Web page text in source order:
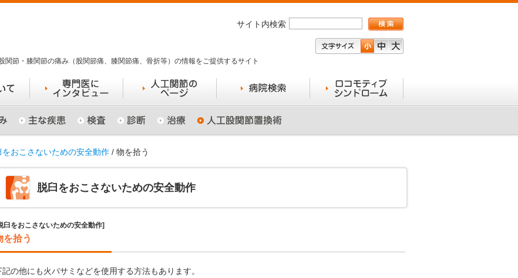
関節・膝関節の痛み（股関節痛、膝関節痛、骨折等）の情報をご提供するサイト
サイト内検索
をおこさないための安全動作 / 物を拾う
脱臼をおこさないための安全動作
臼をおこさないための安全動作]
を拾う
記の他にも火バサミなどを使用する方法もあります。